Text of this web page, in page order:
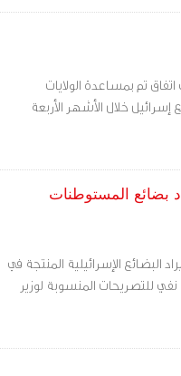
تم بمساعدة الولايات
خلال الأشهر الأربعة
بضائع المستوطنات
البضائع الإسرائيلية المنتجة في
للتصريحات المنسوبة لوزير